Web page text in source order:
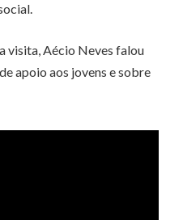
visita, Aécio Neves falou
apoio aos jovens e sobre